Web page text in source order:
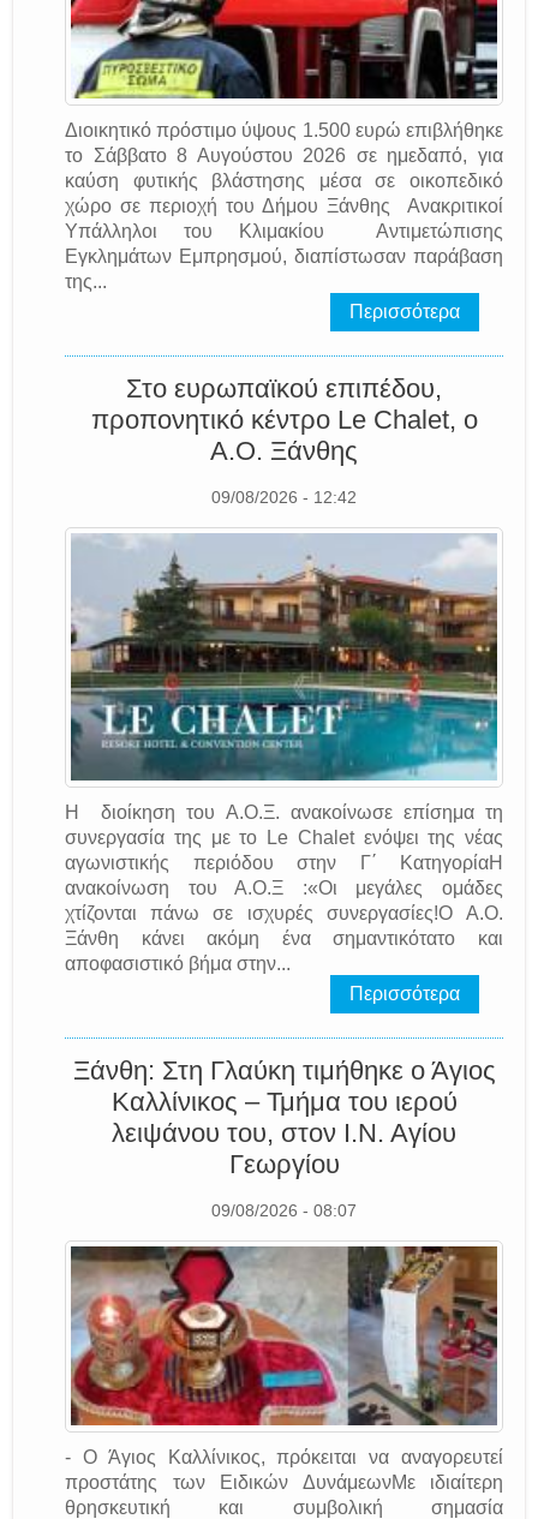
Διοικητικό πρόστιμο ύψους 1.500 ευρώ επιβλήθηκε
το Σάββατο 8 Αυγούστου 2026 σε ημεδαπό, για
καύση φυτικής βλάστησης μέσα σε οικοπεδικό
χώρο σε περιοχή του Δήμου Ξάνθης Ανακριτικοί
Υπάλληλοι του Κλιμακίου Αντιμετώπισης
Εγκλημάτων Εμπρησμού, διαπίστωσαν παράβαση
της...
Περισσότερα
Στο ευρωπαϊκού επιπέδου,
προπονητικό κέντρο Le Chalet, o
A.O. Ξάνθης
09/08/2026 - 12:42
Η διοίκηση του Α.Ο.Ξ. ανακοίνωσε επίσημα τη
συνεργασία της με το Le Chalet ενόψει της νέας
αγωνιστικής περιόδου στην Γ΄ ΚατηγορίαΗ
ανακοίνωση του Α.Ο.Ξ :«Οι μεγάλες ομάδες
χτίζονται πάνω σε ισχυρές συνεργασίες!Ο Α.Ο.
Ξάνθη κάνει ακόμη ένα σημαντικότατο και
αποφασιστικό βήμα στην...
Περισσότερα
Ξάνθη: Στη Γλαύκη τιμήθηκε ο Άγιος
Καλλίνικος – Τμήμα του ιερού
λειψάνου του, στον Ι.Ν. Αγίου
Γεωργίου
09/08/2026 - 08:07
- Ο Άγιος Καλλίνικος, πρόκειται να αναγορευτεί
προστάτης των Ειδικών ΔυνάμεωνΜε ιδιαίτερη
θρησκευτική και συμβολική σημασία